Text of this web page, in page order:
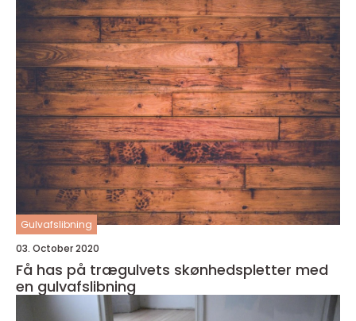
Gulvafslibning
03. October 2020
Få has på trægulvets skønhedspletter med
en gulvafslibning